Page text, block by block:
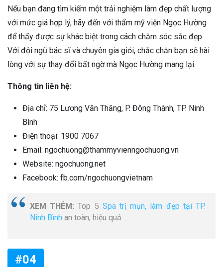
Nếu bạn đang tìm kiếm một trải nghiệm làm đẹp chất lượng
với mức giá hợp lý, hãy đến với thẩm mỹ viện Ngọc Hường
để thấy được sự khác biệt trong cách chăm sóc sắc đẹp.
Với đội ngũ bác sĩ và chuyên gia giỏi, chắc chắn bạn sẽ hài
lòng với sự thay đổi bất ngờ mà Ngọc Hường mang lại.
Thông tin liên hệ:
Địa chỉ: 75 Lương Văn Thăng, P. Đông Thành, TP. Ninh
Bình
Điện thoại: 1900 7067
Email: ngochuong@thammyvienngochuong.vn
Website: ngochuong.net
Facebook: fb.com/ngochuongvietnam
XEM THÊM: Top 5 Spa trị mụn, làm đẹp tại TP.
Ninh Bình an toàn, hiệu quả
#04